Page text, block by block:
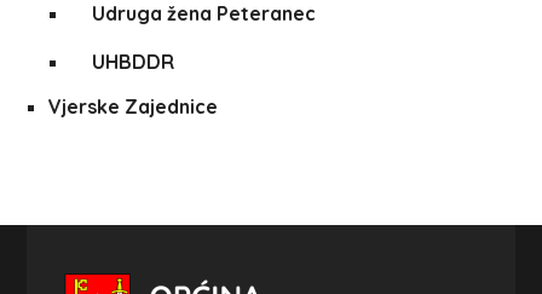
Udruga žena Peteranec
UHBDDR
Vjerske Zajednice